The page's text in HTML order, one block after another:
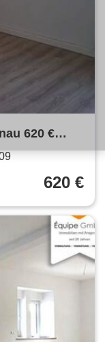
620 €
620 €